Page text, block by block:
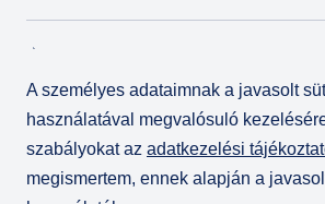
A személyes adataimnak a javasolt
használatával megvalósuló
szabályokat az adatkezelési
megismertem, ennek alapján a